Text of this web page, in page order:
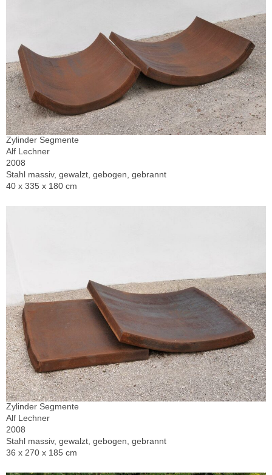
Zylinder Segmente
Alf Lechner
2008
Stahl massiv, gewalzt, gebogen, gebrannt
40 x 335 x 180 cm
Zylinder Segmente
Alf Lechner
2008
Stahl massiv, gewalzt, gebogen, gebrannt
36 x 270 x 185 cm